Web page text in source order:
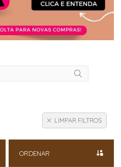
LIMPAR FILTROS
ORDENAR